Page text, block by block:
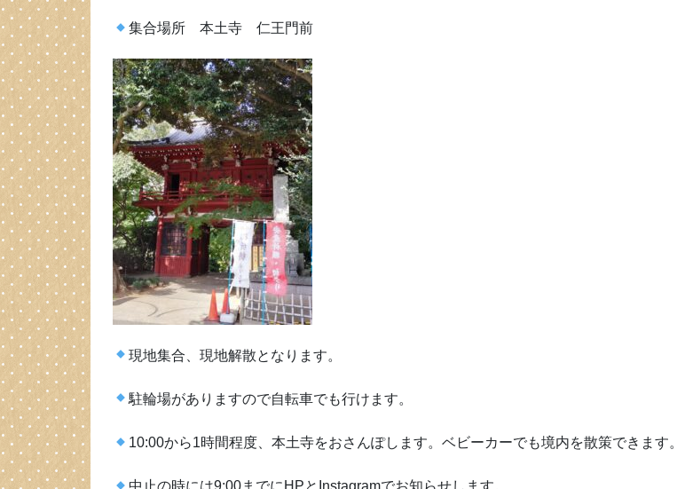
集合場所 本土寺 仁王門前
現地集合、現地解散となります。
駐輪場がありますので自転車でも行けます。
10:00から1時間程度、本土寺をおさんぽします。ベビーカーでも境内を散策できます。